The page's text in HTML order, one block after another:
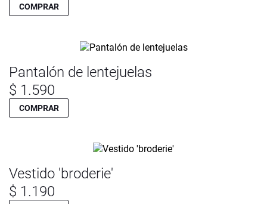
COMPRAR
Pantalón de lentejuelas
$ 1.590
COMPRAR
Vestido 'broderie'
$ 1.190